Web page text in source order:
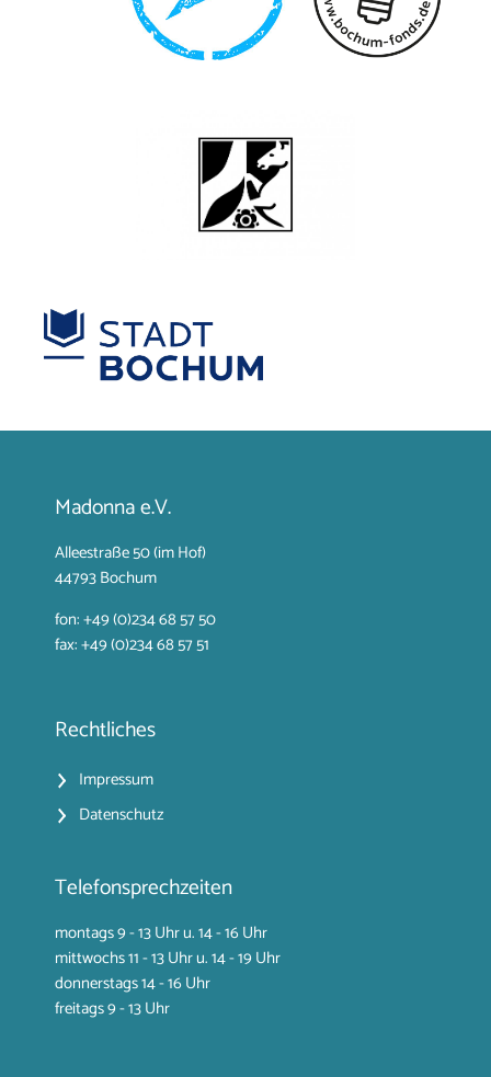
Madonna e.V.
Alleestraße 50 (im Hof)
44793 Bochum
fon: +49 (0)234 68 57 50
fax: +49 (0)234 68 57 51
Rechtliches
Impressum
Datenschutz
Telefonsprechzeiten
montags 9 - 13 Uhr u. 14 - 16 Uhr
mittwochs 11 - 13 Uhr u. 14 - 19 Uhr
donnerstags 14 - 16 Uhr
freitags 9 - 13 Uhr